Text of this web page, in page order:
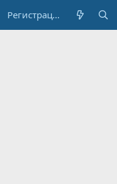
Регистрация